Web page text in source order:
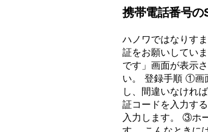
携帯電話番号の
ハノワではなりす
証をお願いしてい
です」画面が表示
い。 登録手順 ①画
し、間違いなけれ
証コードを入力す
入力します。 ③ホ